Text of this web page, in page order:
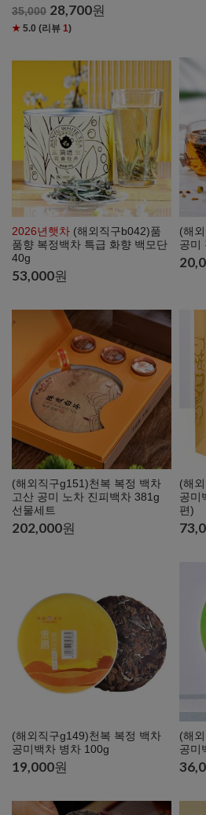
35,000 28,700원
★ 5.0 (리뷰 1)
2026년햇차 (해외직구b042)품
품향 복정백차 특급 화향 백모단
40g
53,000원
(해
공미
(해외직구g151)천복 복정 백차
고산 공미 노차 진피백차 381g
선물세트
202,000원
(해
공미
편)
(해외직구g149)천복 복정 백차
공미백차 병차 100g
19,000원
(해
공미